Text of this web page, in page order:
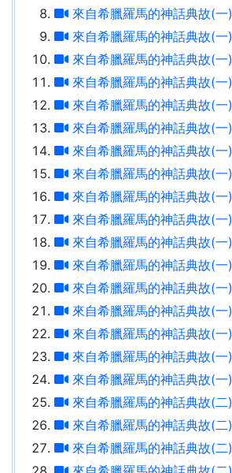
來自希臘羅馬的神話典故(一)
來自希臘羅馬的神話典故(一)
來自希臘羅馬的神話典故(一)
來自希臘羅馬的神話典故(一)
來自希臘羅馬的神話典故(一)
來自希臘羅馬的神話典故(一)
來自希臘羅馬的神話典故(一)
來自希臘羅馬的神話典故(一)
來自希臘羅馬的神話典故(一)
來自希臘羅馬的神話典故(一)
來自希臘羅馬的神話典故(一)
來自希臘羅馬的神話典故(一)
來自希臘羅馬的神話典故(一)
來自希臘羅馬的神話典故(一)
來自希臘羅馬的神話典故(一)
來自希臘羅馬的神話典故(一)
來自希臘羅馬的神話典故(一)
來自希臘羅馬的神話典故(二)
來自希臘羅馬的神話典故(二)
來自希臘羅馬的神話典故(二)